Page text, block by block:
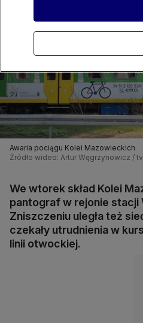
Awaria pociągu Kolei Mazowieckich
Źródło wideo: Artur Węgrzynowicz /
We wtorek skład Kolei
pantograf w rejonie stacji
Zniszczeniu uległa też
czekały utrudnienia w
linii otwockiej.